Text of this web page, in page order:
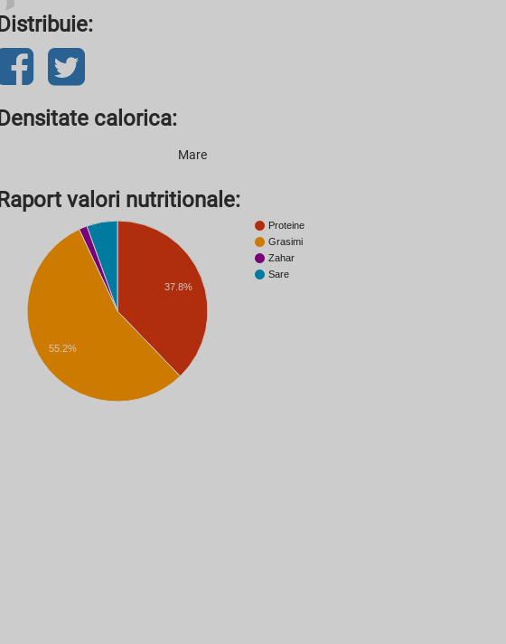
Distribuie:
Densitate calorica:
Mare
Raport valori nutritionale:
Proteine
Grasimi
Zahar
Sare
37.8%
55.2%